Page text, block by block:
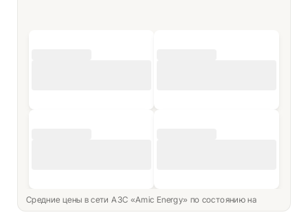
Средние цены в сети АЗС «Amic Energy» по состоянию на